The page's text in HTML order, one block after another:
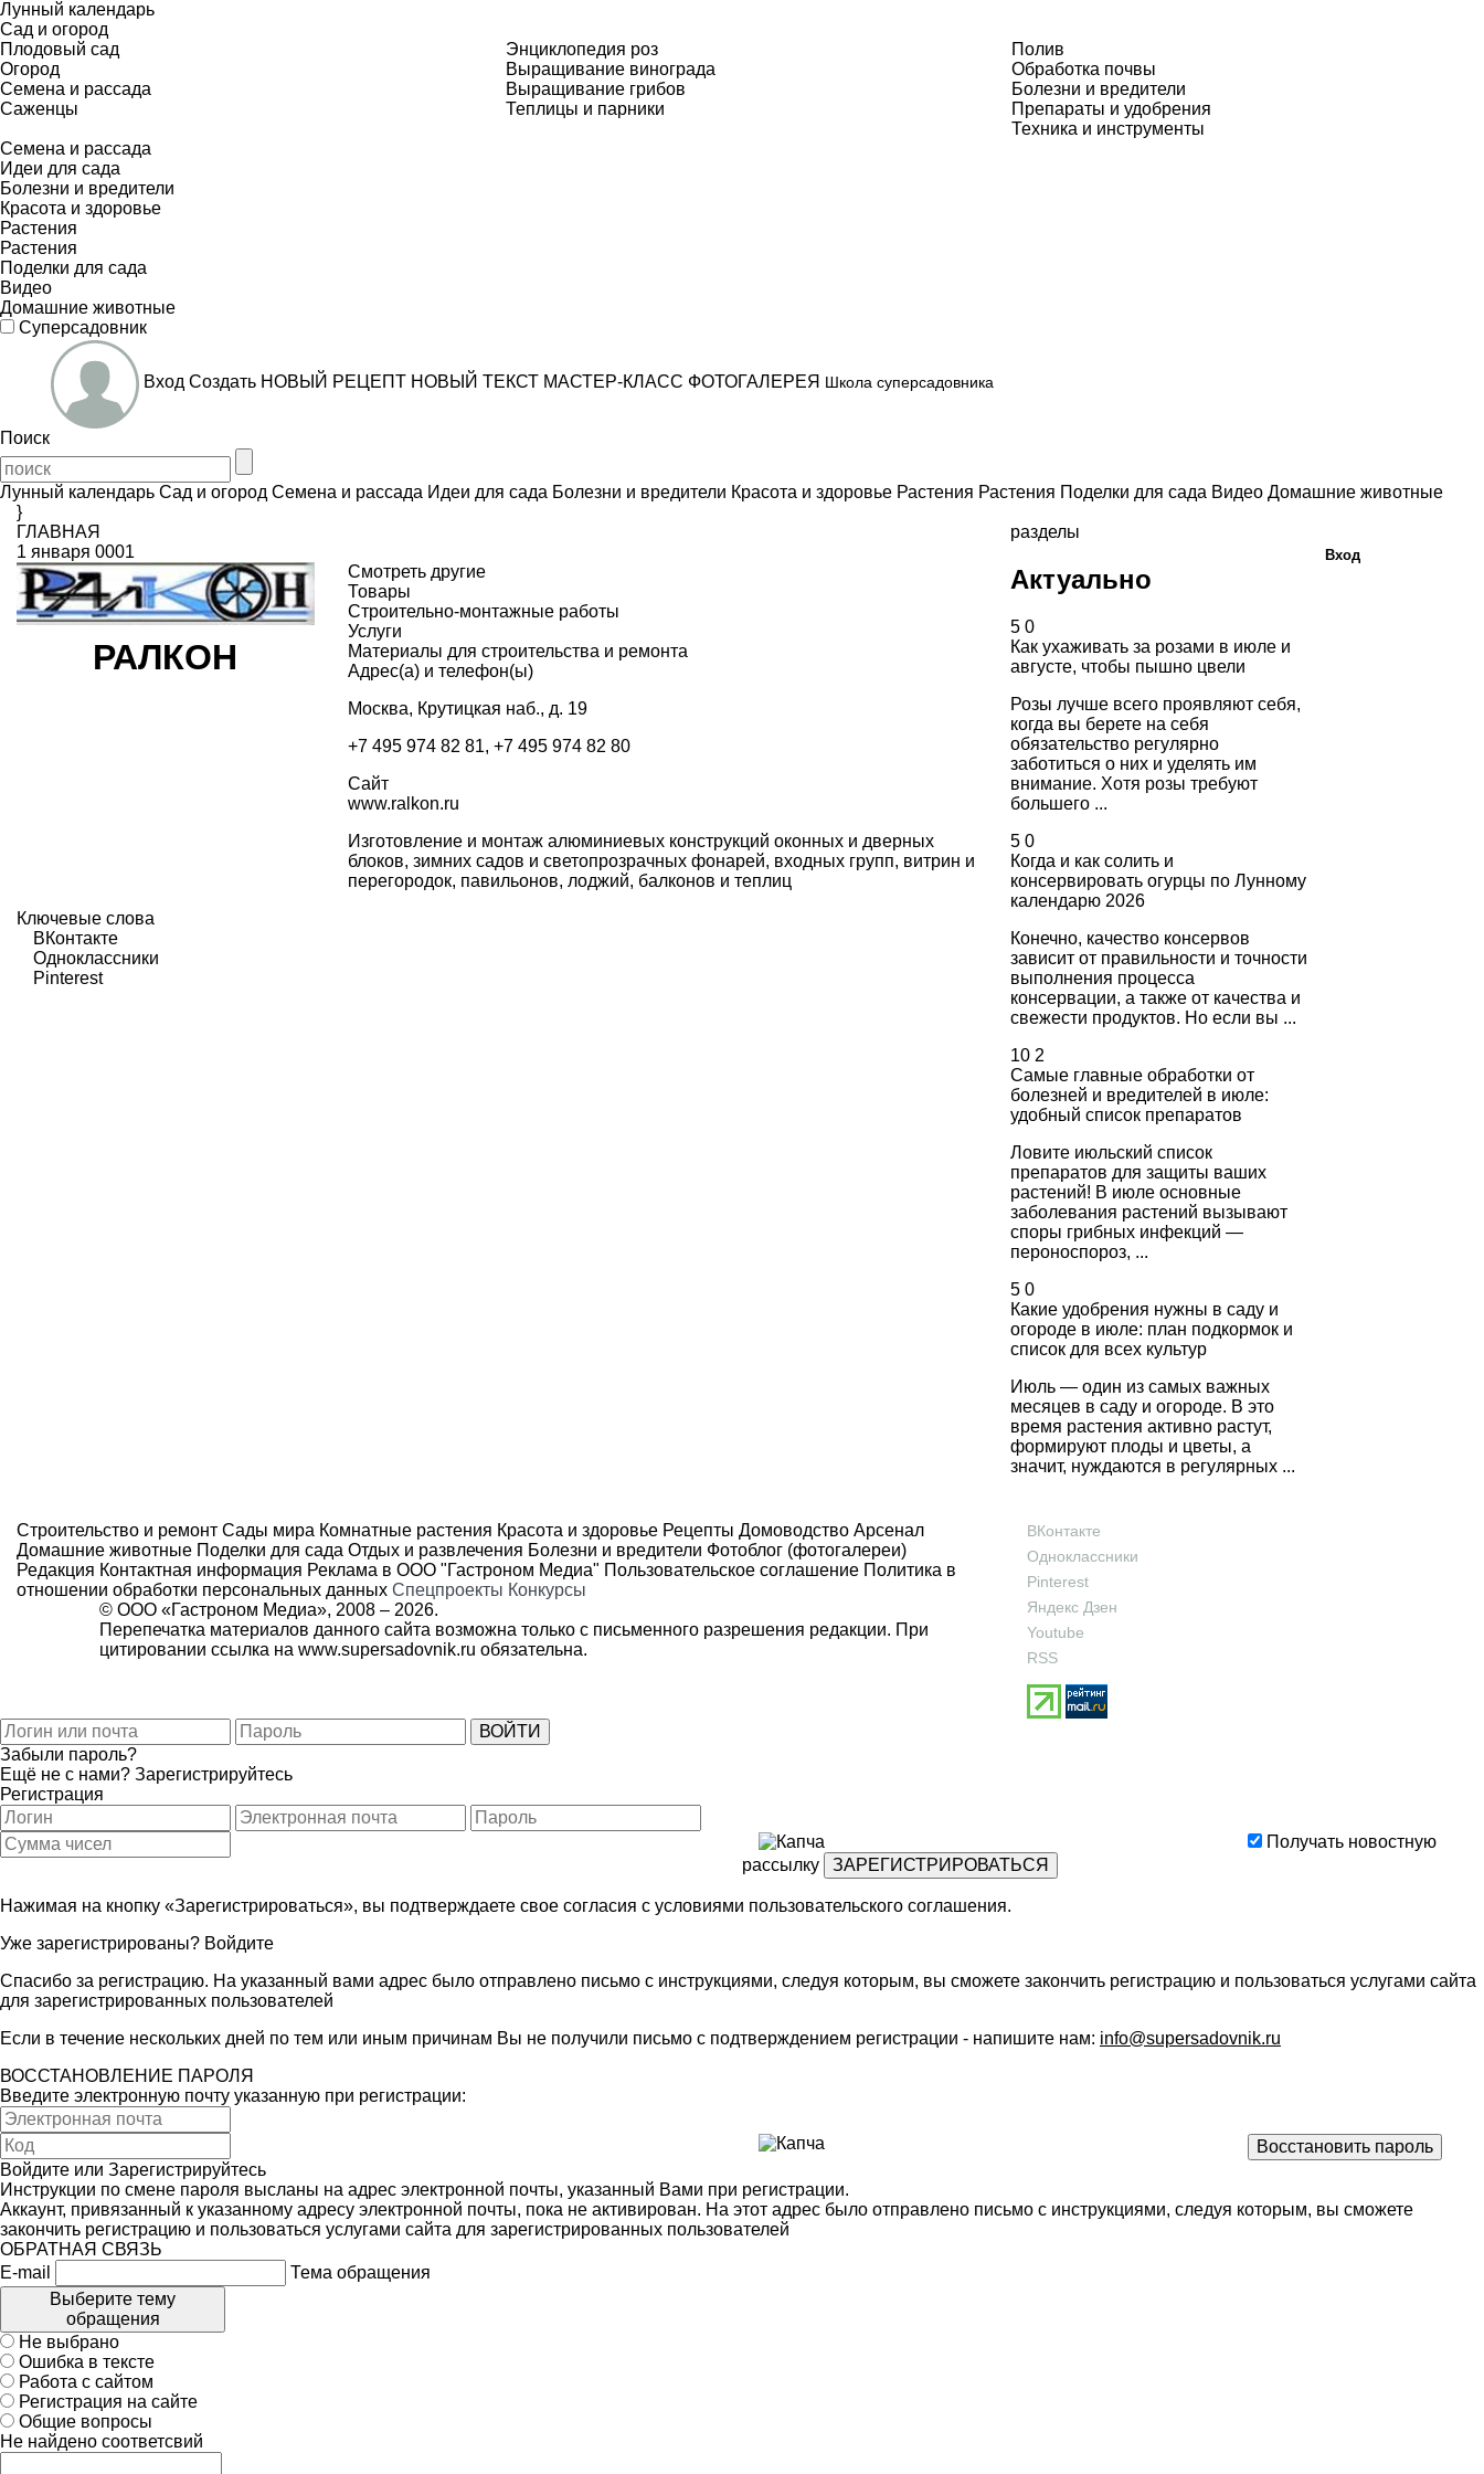
Лунный календарь
Сад и огород
Плодовый сад
Огород
Семена и рассада
Саженцы
Энциклопедия роз
Выращивание винограда
Выращивание грибов
Теплицы и парники
Полив
Обработка почвы
Болезни и вредители
Препараты и удобрения
Техника и инструменты
Семена и рассада
Идеи для сада
Болезни и вредители
Красота и здоровье
Растения
Растения
Поделки для сада
Видео
Домашние животные
Суперсадовник
Вход Создать НОВЫЙ РЕЦЕПТ НОВЫЙ ТЕКСТ МАСТЕР-КЛАСС ФОТОГАЛЕРЕЯ Школа суперсадовника
Поиск
Лунный календарь Сад и огород Семена и рассада Идеи для сада Болезни и вредители Красота и здоровье Растения Растения Поделки для сада Видео Домашние животные
}
ГЛАВНАЯ
1 января 0001
РАЛКОН
Смотреть другие
Товары
Строительно-монтажные работы
Услуги
Материалы для строительства и ремонта
Адрес(а) и телефон(ы)
Москва, Крутицкая наб., д. 19
+7 495 974 82 81, +7 495 974 82 80
Сайт
www.ralkon.ru
Изготовление и монтаж алюминиевых конструкций оконных и дверных
блоков, зимних садов и светопрозрачных фонарей, входных групп, витрин и
перегородок, павильонов, лоджий, балконов и теплиц
Ключевые слова
ВКонтакте
Одноклассники
Pinterest
разделы
Актуально
5 0
Как ухаживать за розами в июле и
августе, чтобы пышно цвели
Розы лучше всего проявляют себя,
когда вы берете на себя
обязательство регулярно
заботиться о них и уделять им
внимание. Хотя розы требуют
большего ...
5 0
Когда и как солить и
консервировать огурцы по Лунному
календарю 2026
Конечно, качество консервов
зависит от правильности и точности
выполнения процесса
консервации, а также от качества и
свежести продуктов. Но если вы ...
10 2
Самые главные обработки от
болезней и вредителей в июле:
удобный список препаратов
Ловите июльский список
препаратов для защиты ваших
растений! В июле основные
заболевания растений вызывают
споры грибных инфекций —
пероноспороз, ...
5 0
Какие удобрения нужны в саду и
огороде в июле: план подкормок и
список для всех культур
Июль — один из самых важных
месяцев в саду и огороде. В это
время растения активно растут,
формируют плоды и цветы, а
значит, нуждаются в регулярных ...
Строительство и ремонт Сады мира Комнатные растения Красота и здоровье Рецепты Домоводство Арсенал
Домашние животные Поделки для сада Отдых и развлечения Болезни и вредители Фотоблог (фотогалереи)
Редакция Контактная информация Реклама в ООО "Гастроном Медиа" Пользовательское соглашение Политика в
отношении обработки персональных данных Спецпроекты Конкурсы
© ООО «Гастроном Медиа», 2008 – 2026.
Перепечатка материалов данного сайта возможна только с письменного разрешения редакции. При
цитировании ссылка на www.supersadovnik.ru обязательна.
ВКонтакте
Одноклассники
Pinterest
Яндекс Дзен
Youtube
RSS
Вход
Забыли пароль?
Ещё не с нами? Зарегистрируйтесь
Регистрация
Получать новостную
рассылку
Нажимая на кнопку «Зарегистрироваться», вы подтверждаете свое согласия с условиями пользовательского соглашения.
Уже зарегистрированы? Войдите
Спасибо за регистрацию. На указанный вами адрес было отправлено письмо с инструкциями, следуя которым, вы сможете закончить регистрацию и пользоваться услугами сайта
для зарегистрированных пользователей
Если в течение нескольких дней по тем или иным причинам Вы не получили письмо с подтверждением регистрации - напишите нам: info@supersadovnik.ru
ВОССТАНОВЛЕНИЕ ПАРОЛЯ
Введите электронную почту указанную при регистрации:
Войдите или Зарегистрируйтесь
Инструкции по смене пароля высланы на адрес электронной почты, указанный Вами при регистрации.
Аккаунт, привязанный к указанному адресу электронной почты, пока не активирован. На этот адрес было отправлено письмо с инструкциями, следуя которым, вы сможете
закончить регистрацию и пользоваться услугами сайта для зарегистрированных пользователей
ОБРАТНАЯ СВЯЗЬ
E-mail
Тема обращения
Выберите тему
обращения
Не выбрано
Ошибка в тексте
Работа с сайтом
Регистрация на сайте
Общие вопросы
Не найдено соответсвий